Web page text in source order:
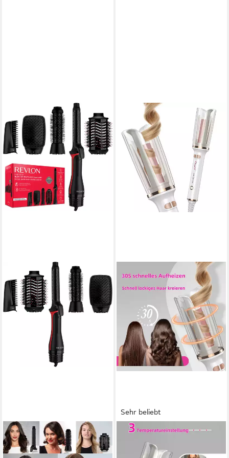
REVLON
Multihaarstyler ONE-STEP™
Air Styler 5-in-1 mit Revlon
Sehr beliebt
CKEYIN
Lockendreher automatischer
Lockenstab 25mm mit